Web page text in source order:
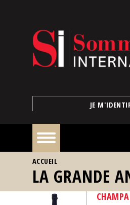
JE
À
la
une
VOUS ÊTES ICI
ACCUEIL
LA GRANDE